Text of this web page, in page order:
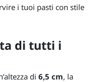
i tuoi pasti con stile
di tutti i
di 6,5 cm, la